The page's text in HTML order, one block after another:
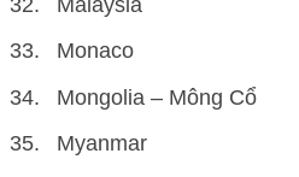
Monaco
Mongolia – Mông Cổ
Myanmar